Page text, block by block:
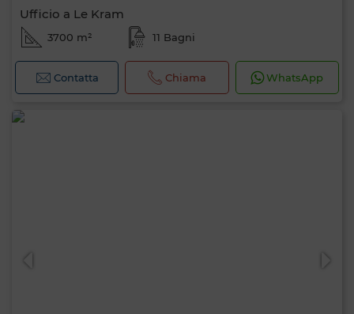
Ufficio a Le Kram
3700 m² 11 Bagni
Contatta Chiama WhatsApp